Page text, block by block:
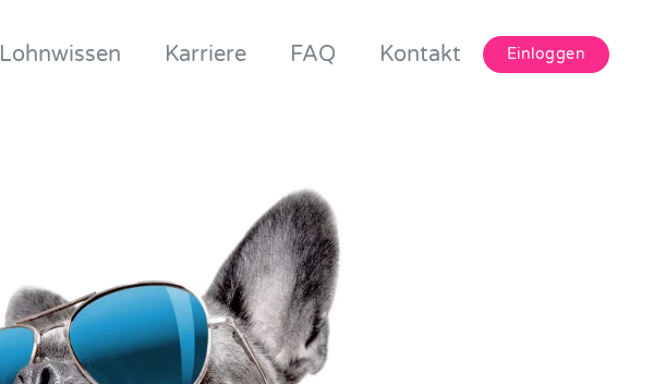
Lohnwissen Karriere FAQ Kontakt Einloggen